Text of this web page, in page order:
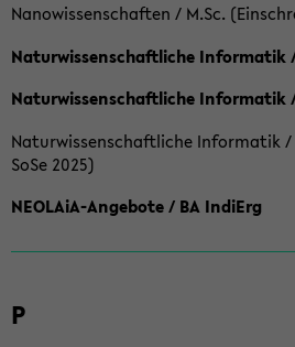
Nanowissenschaften / M.Sc.
Naturwissenschaftliche Informatik /
Naturwissenschaftliche Informatik
Naturwissenschaftliche Informatik /
SoSe 2025)
NEOLAiA-Angebote / BA IndiErg
P